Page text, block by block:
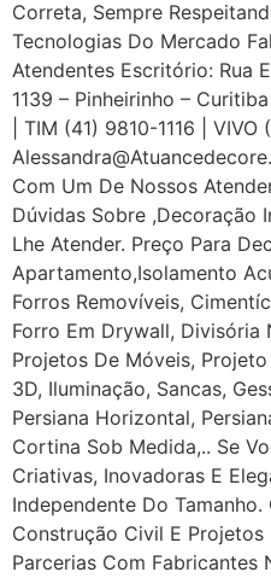
Correta, Sempre
Tecnologias Do Mercado
Atendentes Escritório: Rua
1139 – Pinheirinho –
| TIM (41) 9810-1116 |
Com Um De Nossos
Dúvidas Sobre ,Decoração
Lhe Atender. Preço Para
Apartamento,Isolamento
Forros Removíveis,
Forro Em Drywall, Divisória
Projetos De Móveis,
3D, Iluminação, Sancas,
Persiana Horizontal,
Cortina Sob Medida,.. Se
Criativas, Inovadoras E
Independente Do
Construção Civil E
Parcerias Com Fabricantes